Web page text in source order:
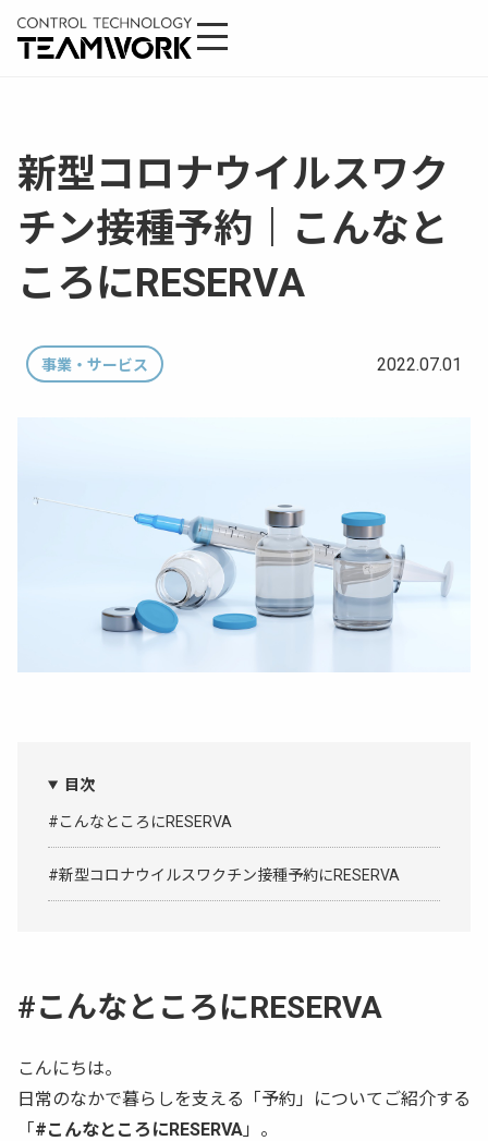
新型コロナウイルスワク
チン接種予約｜こんなと
ころにRESERVA
事業・サービス 2022.07.01
目次
#こんなところにRESERVA
#新型コロナウイルスワクチン接種予約にRESERVA
#こんなところにRESERVA
こんにちは。
日常のなかで暮らしを支える「予約」についてご紹介する
「#こんなところにRESERVA 」。